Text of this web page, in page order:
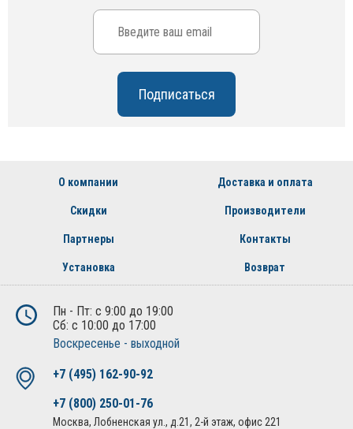
О компании Доставка и оплата
Скидки Производители
Партнеры Контакты
Установка Возврат
Пн - Пт: с 9:00 до 19:00
Сб: с 10:00 до 17:00
Воскресенье - выходной
+7 (495) 162-90-92
+7 (800) 250-01-76
Москва, Лобненская ул., д.21, 2-й этаж, офис 221